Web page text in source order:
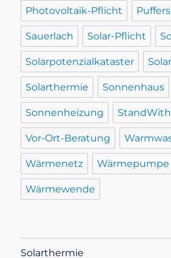
Photovoltaik-Pflicht
Sauerlach Solar-Pflicht
Solarpotenzialkataster
Solarthermie Sonnenhaus
Sonnenheizung
Vor-Ort-Beratung
Wärmenetz Wärmepumpe
Wärmewende
Solarthermie